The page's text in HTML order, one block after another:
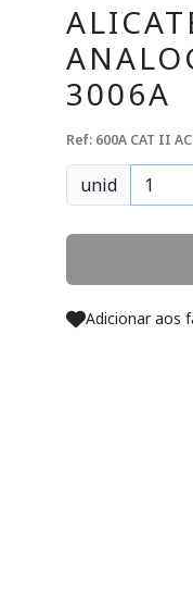
3006A
Ref: 600A CAT II
unid
Adicionar aos